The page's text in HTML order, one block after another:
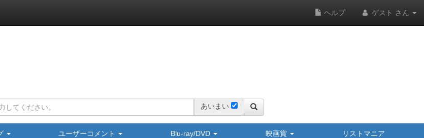
ヘルプ ゲスト さん
あいまい
ユーザーコメント Blu-ray/DVD 映画賞 リストマニア